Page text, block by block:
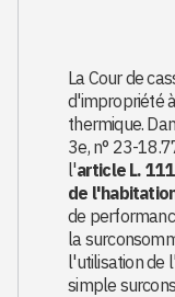
La Cour de
d'impropriété
thermique.
3e, n° 23-
l'article L.
de
de
la
l'utilisation de
simple